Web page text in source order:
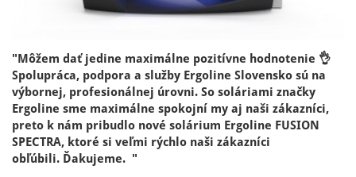
"Môžem dať jedine maximálne pozitívne hodnotenie 👌
Spolupráca, podpora a služby Ergoline Slovensko sú na
výbornej, profesionálnej úrovni. So soláriami značky
Ergoline sme maximálne spokojní my aj naši zákazníci,
preto k nám pribudlo nové solárium Ergoline FUSION
SPECTRA, ktoré si veľmi rýchlo naši zákazníci
obľúbili. Ďakujeme. "